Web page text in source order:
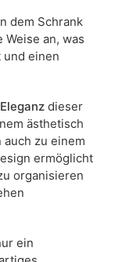
dem Schrank
an, was
und einen
Eleganz dieser
ästhetisch
zu einem
ermöglicht
organisieren
ein